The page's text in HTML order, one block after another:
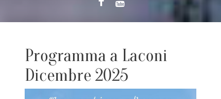
Programma a Laconi
Dicembre 2025